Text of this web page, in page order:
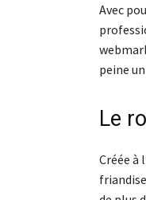
Avec
peine
Le
Créée à